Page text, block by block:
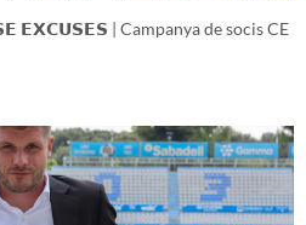
| Campanya de socis CE